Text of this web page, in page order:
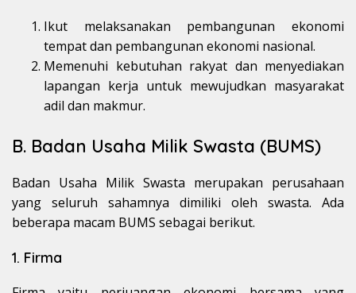
Ikut melaksanakan pembangunan ekonomi
tempat dan pembangunan ekonomi nasional.
Memenuhi kebutuhan rakyat dan menyediakan
lapangan kerja untuk mewujudkan masyarakat
adil dan makmur.
B. Badan Usaha Milik Swasta (BUMS)
Badan Usaha Milik Swasta merupakan perusahaan
yang seluruh sahamnya dimiliki oleh swasta. Ada
beberapa macam BUMS sebagai berikut.
1. Firma